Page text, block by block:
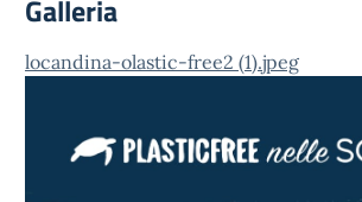
Galleria
locandina-olastic-free2 (1).jpeg